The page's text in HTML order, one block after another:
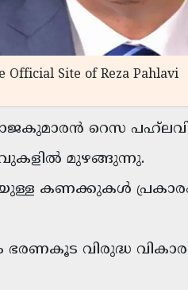
Official Site of Reza Pahlavi
റെസ
മുഴങ്ങുന്നു.
കണക്കുകൾ പ്രകാരം
വിരുദ്ധ